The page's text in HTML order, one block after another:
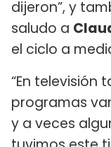
dijeron”, y
saludo a
el ciclo a
“En televisión
programas
y a veces